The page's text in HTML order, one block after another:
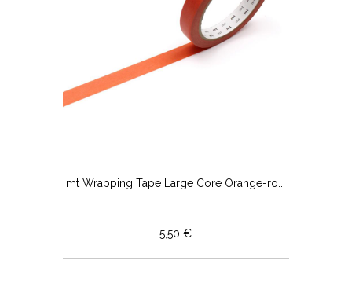
mt Wrapping Tape Large Core Orange-ro...
5,50 €